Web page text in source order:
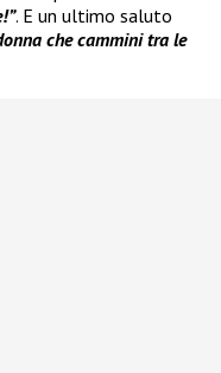
. E un ultimo saluto
che cammini tra le